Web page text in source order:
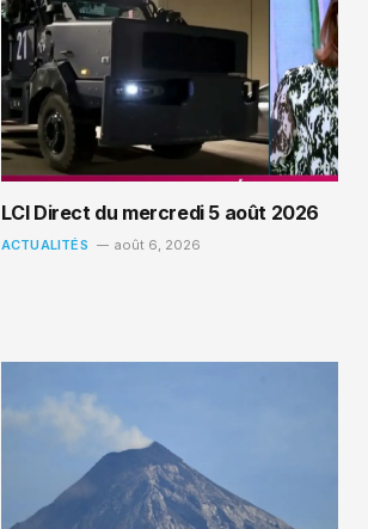
LCI Direct du mercredi 5 août 2026
ACTUALITÉS août 6, 2026